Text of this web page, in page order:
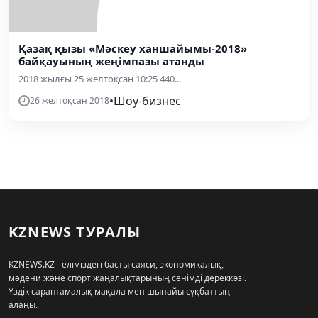
Қазақ қызы «Мәскеу ханшайымы-2018»
байқауының жеңімпазы атанды
2018 жылғы 25 желтоқсан 10:25 440...
26 желтоқсан 2018•Шоу-бизнес
KZNEWS ТУРАЛЫ
KZNEWS.KZ - еліміздегі басты саяси, экономикалық,
мәдени және спорт жаңалықтарының сенімді дереккөзі.
Үздік сараптамалық мақала мен шынайы сұқбаттың
алаңы.